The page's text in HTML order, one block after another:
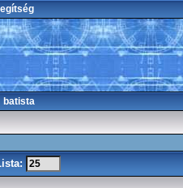
batista